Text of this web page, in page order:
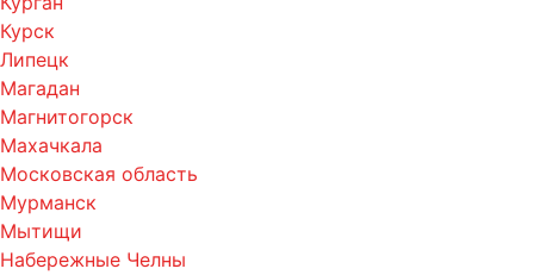
Курск
Липецк
Магадан
Магнитогорск
Махачкала
Московская область
Мурманск
Мытищи
Набережные Челны